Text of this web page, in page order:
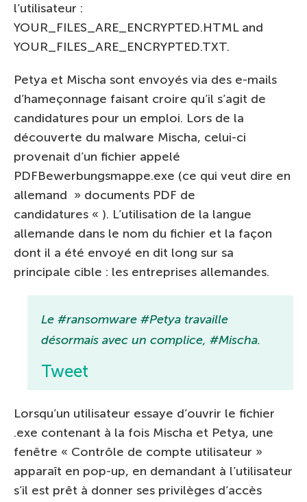
l’utilisateur :
YOUR_FILES_ARE_ENCRYPTED.HTML and
YOUR_FILES_ARE_ENCRYPTED.TXT.
Petya et Mischa sont envoyés via des e-mails
d’hameçonnage faisant croire qu’il s’agit de
candidatures pour un emploi. Lors de la
découverte du malware Mischa, celui-ci
provenait d’un fichier appelé
PDFBewerbungsmappe.exe (ce qui veut dire en
allemand » documents PDF de
candidatures « ). L’utilisation de la langue
allemande dans le nom du fichier et la façon
dont il a été envoyé en dit long sur sa
principale cible : les entreprises allemandes.
Le #ransomware #Petya travaille
désormais avec un complice, #Mischa.
Tweet
Lorsqu’un utilisateur essaye d’ouvrir le fichier
.exe contenant à la fois Mischa et Petya, une
fenêtre « Contrôle de compte utilisateur »
apparaît en pop-up, en demandant à l’utilisateur
s’il est prêt à donner ses privilèges d’accès